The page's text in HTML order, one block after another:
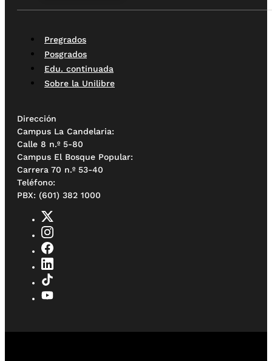
Pregrados
Posgrados
Edu. continuada
Sobre la Unilibre
Dirección
Campus La Candelaria:
Calle 8 n.º 5-80
Campus El Bosque Popular:
Carrera 70 n.º 53-40
Teléfono:
PBX: (601) 382 1000